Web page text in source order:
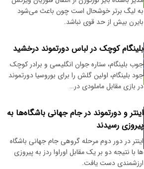
به لیگ برتر خوشحال است چون باعث می‌شود
بایرن بیش از حد قوی نباشد.
بلینگام کوچک در لباس دورتموند درخشید
جوب بلینگام، ستاره جوان انگلیسی و برادر کوچک
جود بلینگام، اولین گلش را برای بوروسیا دورتموند
در بازی مقابل ماملودی در…
اینتر و دورتموند در جام جهانی باشگاه‌ها به
پیروزی رسیدند
اینتر در دور دوم مرحله گروهی جام جهانی باشگاه
ها با نتیجه دو بر یک مقابل اوراوا ردز به پیروزی
ارزشمندی دست یافت.